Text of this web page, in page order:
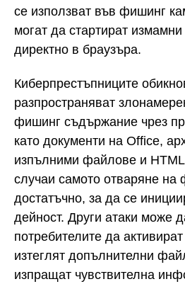
се използват във фишинг
могат да стартират
директно в браузъра.
Киберпрестъпниците
разпространяват
фишинг съдържание чрез
като документи на Office,
изпълними файлове и
случаи самото отваряне на
достатъчно, за да се
дейност. Други атаки може
потребителите да
изтеглят допълнителни
изпращат чувствителна